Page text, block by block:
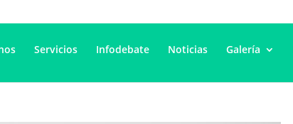
Servicios Infodebate Noticias Galería